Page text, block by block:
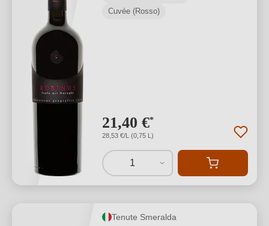
Cuvée (Rosso)
21,40 €*
28,53 €/L (0,75 L)
1
Tenute Smeralda